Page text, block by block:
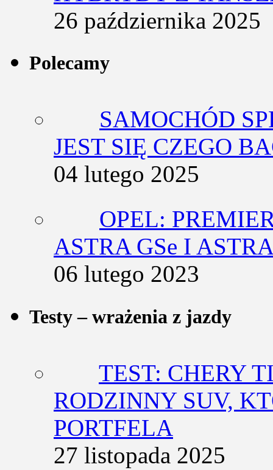
26 października 2025
Polecamy
SAMOCHÓD
JEST SIĘ CZEGO
04 lutego 2025
OPEL:
ASTRA GSe I
06 lutego 2023
Testy – wrażenia z jazdy
TEST: CHERY
RODZINNY SUV,
PORTFELA
27 listopada 2025